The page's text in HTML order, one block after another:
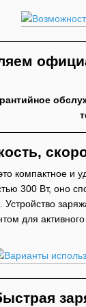
компактное и
300 Вт, оно
Устройство
для